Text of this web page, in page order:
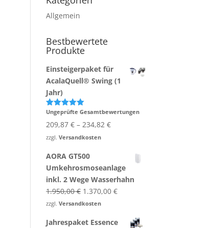
Allgemein
Bestbewertete
Produkte
Einsteigerpaket für
AcalaQuell® Swing (1
Jahr)
Bewertet
von 5
Ungeprüfte Gesamtbewertungen
209,87€ –234,82€
zzgl.Versandkosten
AORA GT500
Umkehrosmoseanlage
inkl. 2 Wege Wasserhahn
1.950,00€ Ursprünglicher
Preis
1.950,00 €
1.370,00€Aktueller
1.370,00 €.
zzgl.Versandkosten
Jahrespaket Essence